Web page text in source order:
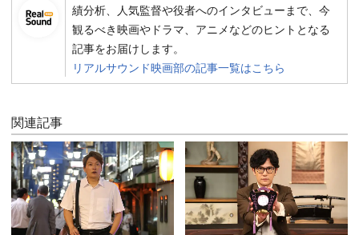
績分析、人気監督や役者へのインタビューまで、今
観るべき映画やドラマ、アニメなどのヒントとなる
記事をお届けします。
リアルサウンド映画部の記事一覧はこちら
関連記事